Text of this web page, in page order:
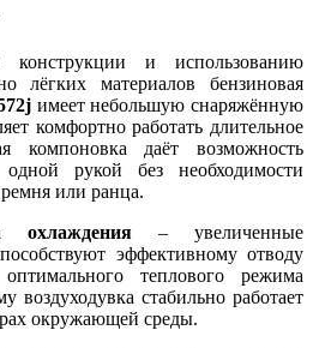
конструкции и использованию
лёгких материалов бензиновая
имеет небольшую снаряжённую
комфортно работать длительное
компоновка даёт возможность
одной рукой без необходимости
или ранца.
охлаждения – увеличенные
эффективному отводу
теплового режима
воздуходувка стабильно работает
окружающей среды.